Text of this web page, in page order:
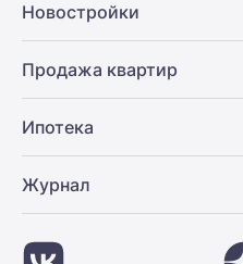
Новостройки
Продажа квартир
Ипотека
Журнал